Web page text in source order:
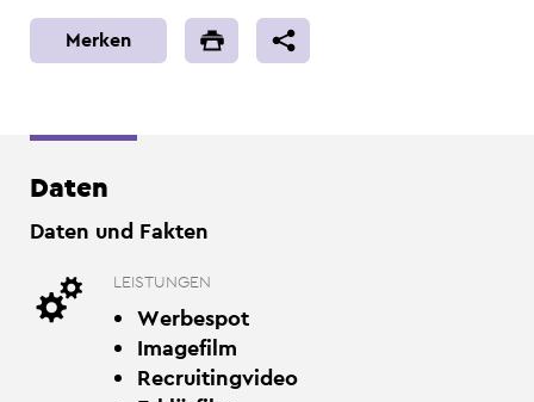
Merken
Daten
Daten und Fakten
LEISTUNGEN
Werbespot
Imagefilm
Recruitingvideo